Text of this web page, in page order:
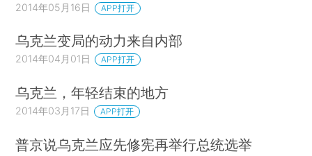
2014年05月16日 APP打开
乌克兰变局的动力来自内部
2014年04月01日 APP打开
乌克兰，年轻结束的地方
2014年03月17日 APP打开
普京说乌克兰应先修宪再举行总统选举